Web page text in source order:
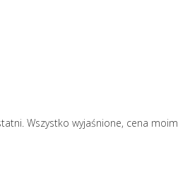
Wszystko wyjaśnione, cena moim